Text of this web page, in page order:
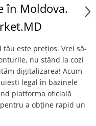
în Moldova.
tău este prețios. Vrei să-
nu stând la cozi
digitalizarea! Acum
legal în bazinele
platforma oficială
a obține rapid un